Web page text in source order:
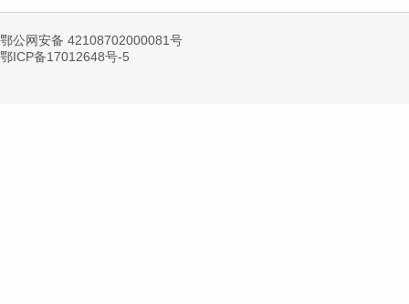
鄂公网安备 42108702000081号
鄂ICP备17012648号-5